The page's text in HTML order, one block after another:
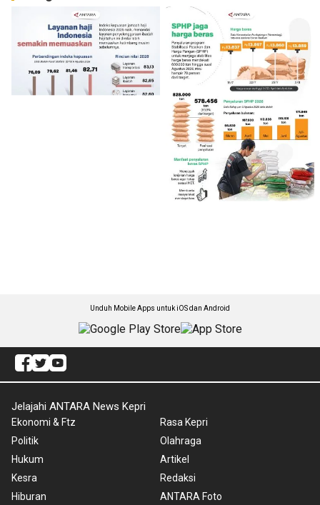
Unduh Mobile Apps untuk iOS dan Android
Jelajahi ANTARA News Kepri
Ekonomi & Ftz
Politik
Hukum
Kesra
Hiburan
Rasa Kepri
Olahraga
Artikel
Redaksi
ANTARA Foto